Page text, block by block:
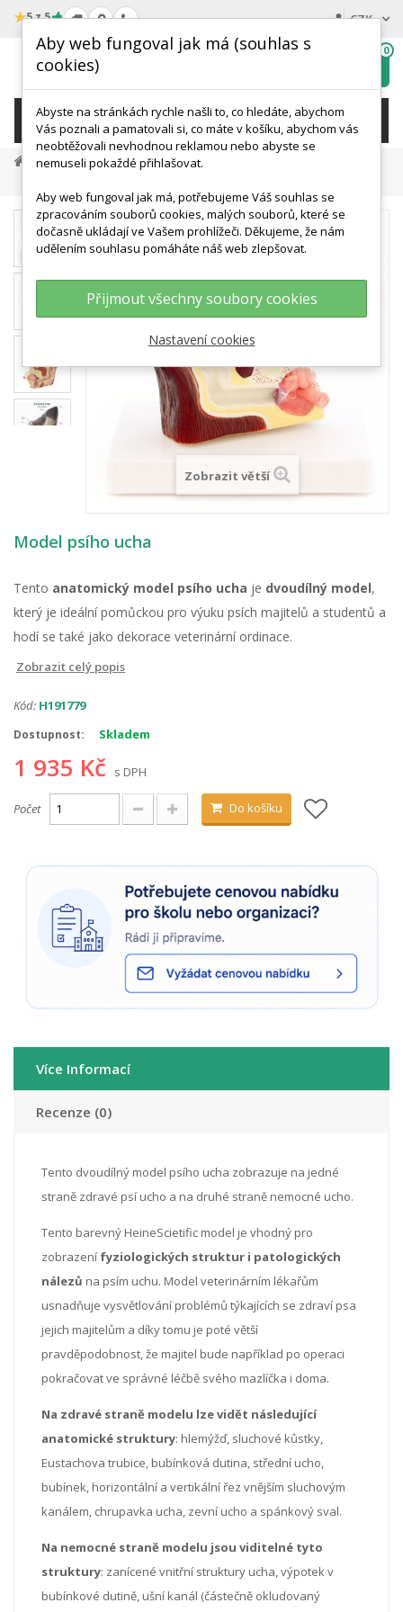
★5 z 5 CZK
wishlist
0
KATEGORIE
Veterinární Modely A Simulace
Zobrazit větší
Model psího ucha
Tento anatomický model psího ucha je dvoudílný model,
který je ideální pomůckou pro výuku psích majitelů a studentů a
hodí se také jako dekorace veterinární ordinace.
Zobrazit celý popis
Kód: H191779
Dostupnost: Skladem
1 935 Kč s DPH
Počet Do košíku
Více Informací
Recenze (0)
Tento dvoudílný model psího ucha zobrazuje na jedné
straně zdravé psí ucho a na druhé straně nemocné ucho.
Tento barevný HeineScietific model je vhodný pro
zobrazení fyziologických struktur i patologických
nálezů na psím uchu. Model veterinárním lékařům
usnadňuje vysvětlování problémů týkajících se zdraví psa
jejich majitelům a díky tomu je poté větší
pravděpodobnost, že majitel bude například po operaci
pokračovat ve správné léčbě svého mazlíčka i doma.
Na zdravé straně modelu lze vidět následující
anatomické struktury: hlemýžď, sluchové kůstky,
Eustachova trubice, bubínková dutina, střední ucho,
bubínek, horizontální a vertikální řez vnějším sluchovým
kanálem, chrupavka ucha, zevní ucho a spánkový sval.
Na nemocné straně modelu jsou viditelné tyto
struktury: zanícené vnitřní struktury ucha, výpotek v
bubínkové dutině, ušní kanál (částečně okludovaný
Aby web fungoval jak má (souhlas s
cookies)
Abyste na stránkách rychle našli to, co hledáte, abychom
Vás poznali a pamatovali si, co máte v košíku, abychom vás
neobtěžovali nevhodnou reklamou nebo abyste se
nemuseli pokaždé přihlašovat.
Aby web fungoval jak má, potřebujeme Váš souhlas se
zpracováním souborů cookies, malých souborů, které se
dočasně ukládají ve Vašem prohlížeči. Děkujeme, že nám
udělením souhlasu pomáháte náš web zlepšovat.
Přijmout všechny soubory cookies
Nastavení cookies